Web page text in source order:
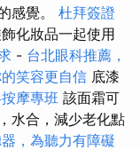
感覺。 杜拜簽證
化妝品一起使用
- 台北眼科推薦，
笑容更自信 底漆
摩專班 該面霜可
水合，減少老化點
，為聽力有障礙